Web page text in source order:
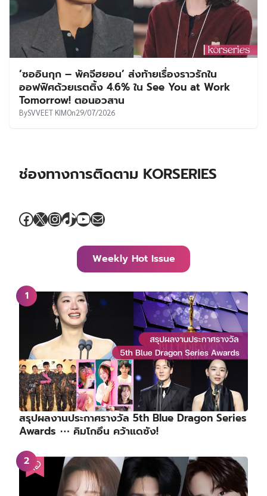
‘ซออินกุก – พัคจีฮยอน’ ส่งท้ายเรื่องราวรักใน
ออฟฟิศด้วยเรตติ้ง 4.6% ใน See You at Work
Tomorrow! ตอนอวสาน
BySVVEET KIMOn29/07/2026
ช่องทางการติดตาม KORSERIES
Facebook
X Instagram
TikTok
YouTube
Mail
Weekly Hot Issue
สรุปผลงานประกาศรางวัล 5th Blue Dragon Series
Awards ⋯ คิมโกอึน คว้าแดซัง!